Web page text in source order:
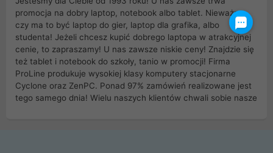
promocja na dobry laptop, notebook albo tablet. Nieważne
czy ma to być laptop do gier, laptop dla grafika, albo
studenta! Jeżeli chcesz kupić dobrego laptopa w atrakcyjnej
cenie, to zapraszamy! U nas zawsze niskie ceny! Znajdzie się
też tablet i notebook do szkoły, tanio w promocji! Firma
ProLine produkuje wysokiej klasy komputery stacjonarne
Cyclone oraz ZenPC. Ponad 97% zamówień realizowane jest
tego samego dnia! Wielu naszych klientów chwali sobie nasze